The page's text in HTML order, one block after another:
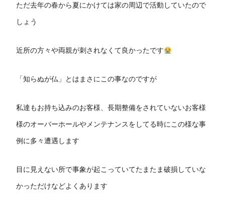
ただ去年の春から夏にかけては家の周辺で活動していたので
しょう
近所の方々や両親が刺されなくて良かったです
「知らぬが仏」とはまさにこの事なのですが
私達もお持ち込みのお客様、長期整備をされていないお客様
様のオーバーホールやメンテナンスをしてる時にこの様な事
例に多々遭遇します
目に見えない所で事象が起こっていてたまたま破損していな
かっただけなどよくあります